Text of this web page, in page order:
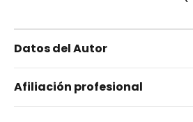
Datos del Autor
Nunes, Eduardo
Afiliación profesional